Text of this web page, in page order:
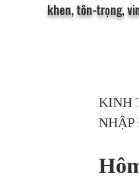
khen, tôn-trọng,
KINH
NHẬP